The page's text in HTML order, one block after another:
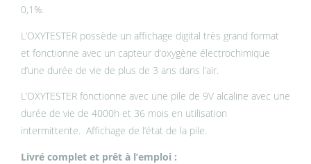
0,1%.
L’OXYTESTER possède un affichage digital très grand format
et fonctionne avec un capteur d’oxygène électrochimique
d’une durée de vie de plus de 3 ans dans l’air.
L’OXYTESTER fonctionne avec une pile de 9V alcaline avec une
durée de vie de 4000h et 36 mois en utilisation
intermittente. Affichage de l’état de la pile.
Livré complet et prêt à l’emploi :